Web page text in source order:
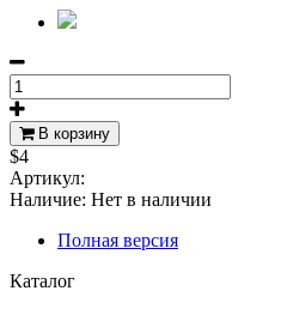
В корзину
$4
Артикул:
Наличие: Нет в наличии
Полная версия
Каталог